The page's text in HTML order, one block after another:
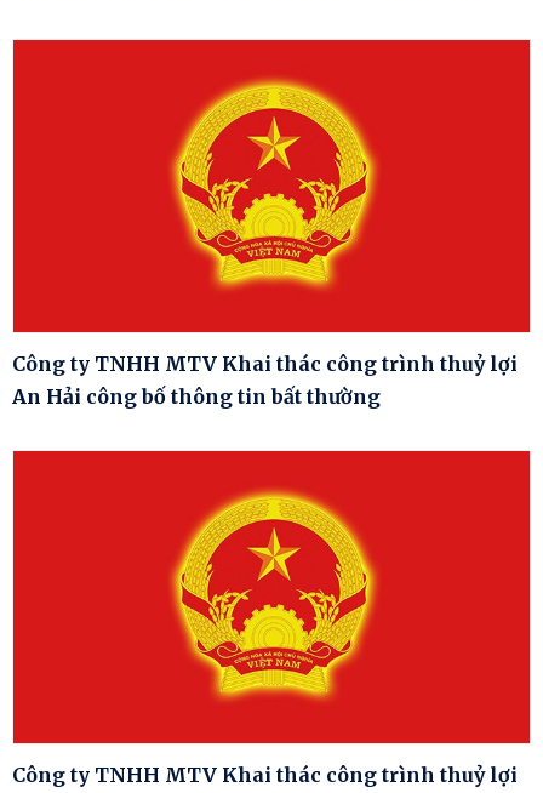
Công ty TNHH MTV Khai thác công trình thuỷ lợi
An Hải công bố thông tin bất thường
Công ty TNHH MTV Khai thác công trình thuỷ lợi